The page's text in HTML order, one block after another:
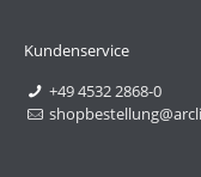
Kundenservice
+49 4532 2868-0